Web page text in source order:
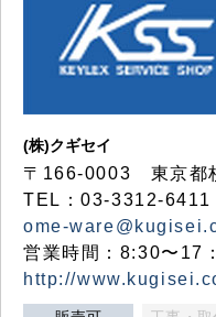
(株)クギセイ
〒166-0003 東京都
TEL：03-3312-
ome-
営業時間：8:30〜17
http://